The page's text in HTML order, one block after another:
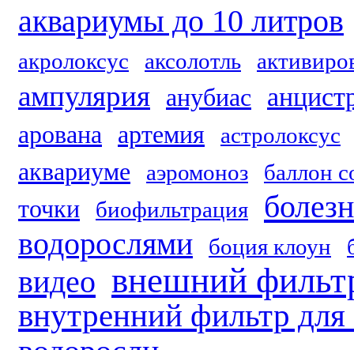
аквариумы до 10 литров
акролоксус аксолотль
ампулярия анубиас
арована артемия астролоксус
аквариуме аэромоноз баллон
точки биофильтрация
водорослями боция клоун
видео внешний
внутренний фильтр для